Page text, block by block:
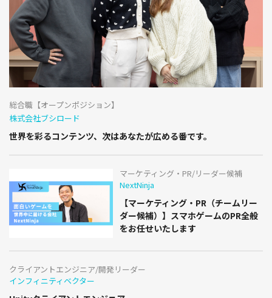
総合職【オープンポジション】
株式会社ブシロード
世界を彩るコンテンツ、次はあなたが広める番です。
マーケティング・PR/リーダー候補
NextNinja
【マーケティング・PR（チームリー
ダー候補）】スマホゲームのPR全般
をお任せいたします
クライアントエンジニア/開発リーダー
インフィニティベクター